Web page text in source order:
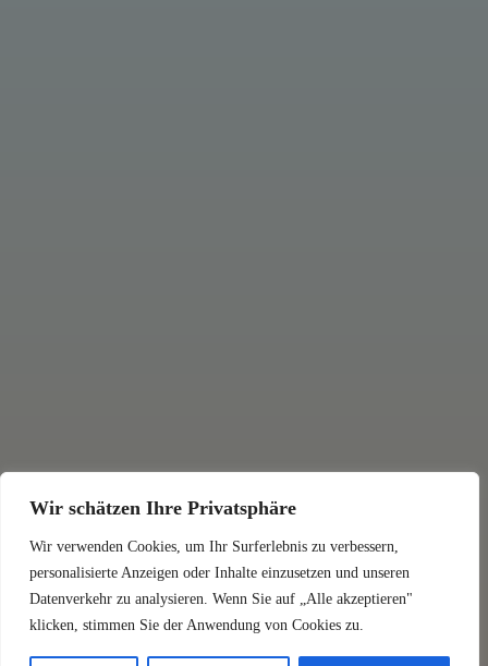
Wir schätzen Ihre Privatsphäre
Wir verwenden Cookies, um Ihr Surferlebnis zu verbessern,
personalisierte Anzeigen oder Inhalte einzusetzen und unseren
Datenverkehr zu analysieren. Wenn Sie auf „Alle akzeptieren"
klicken, stimmen Sie der Anwendung von Cookies zu.